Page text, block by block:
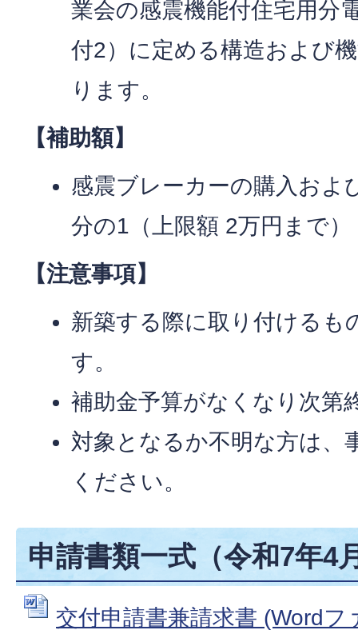
業会の感震機能付住宅用分
付2）に定める構造および
ります。
【補助額】
感震ブレーカーの購入およ
分の1（上限額 2万円まで）
【注意事項】
新築する際に取り付けるも
す。
補助金予算がなくなり次第
対象となるか不明な方は、
ください。
申請書類一式（令和7年4
交付申請書兼請求書 (Word